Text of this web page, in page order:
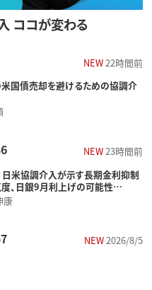
ココが変わる
NEW22時間前
国債売却を避けるための協調介
NEW23時間前
日米協調介入が示す長期金利抑制
、日銀9月利上げの可能性…
康
NEW2026/8/5